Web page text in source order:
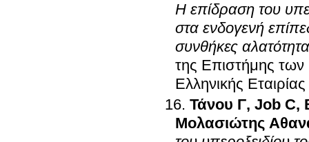
H επίδραση του
στα ενδογενή
συνθήκες
της Επιστήμης
Ελληνικής
Τάνου Γ, Job C,
Μολασιώτης